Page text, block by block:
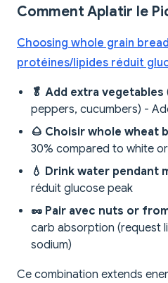
Comment Aplatir le
Choosing whole grain
protéines/lipides réduit
🥬 Add extra vegetables
peppers, cucumbers) -
🌰 Choisir whole wheat
30% compared to white
💧 Drink water pendant
réduit glucose peak
🥜 Pair avec nuts or
carb absorption (request
sodium)
Ce combination extends